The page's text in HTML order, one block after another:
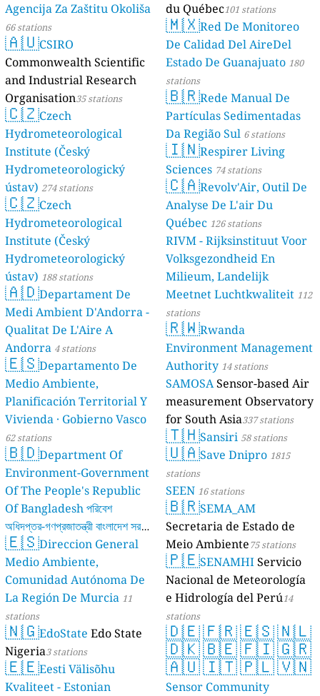
Agencija Za Zaštitu Okoliša
66 stations
🇦🇺CSIRO
Commonwealth Scientific
and Industrial Research
Organisation35 stations
🇨🇿Czech
Hydrometeorological
Institute (Český
Hydrometeorologický
ústav) 274 stations
🇨🇿Czech
Hydrometeorological
Institute (Český
Hydrometeorologický
ústav) 188 stations
🇦🇩Departament De
Medi Ambient D'Andorra -
Qualitat De L'Aire A
Andorra 4 stations
🇪🇸Departamento De
Medio Ambiente,
Planificación Territorial Y
Vivienda · Gobierno Vasco
62 stations
🇧🇩Department Of
Environment-Government
Of The People's Republic
Of Bangladesh পরিবেশ
অধিদপ্তর-গণপ্রজাতন্ত্রী বাংলাদেশ সরকার
17 stations
🇪🇸Direccion General
Medio Ambiente,
Comunidad Autónoma De
La Región De Murcia 11
stations
🇳🇬EdoState Edo State
Nigeria3 stations
🇪🇪Eesti Välisõhu
Kvaliteet - Estonian
du Québec101 stations
🇲🇽Red De Monitoreo
De Calidad Del AireDel
Estado De Guanajuato 180
stations
🇧🇷Rede Manual De
Partículas Sedimentadas
Da Região Sul 6 stations
🇮🇳Respirer Living
Sciences 74 stations
🇨🇦Revolv'Air, Outil De
Analyse De L'air Du
Québec 126 stations
RIVM - Rijksinstituut Voor
Volksgezondheid En
Milieum, Landelijk
Meetnet Luchtkwaliteit 112
stations
🇷🇼Rwanda
Environment Management
Authority 14 stations
SAMOSASensor-based Air
measurement Observatory
for South Asia337 stations
🇹🇭Sansiri 58 stations
🇺🇦Save Dnipro 1815
stations
SEEN 16 stations
🇧🇷SEMA_AM
Secretaria de Estado de
Meio Ambiente75 stations
🇵🇪SENAMHIServicio
Nacional de Meteorología
e Hidrología del Perú14
stations
🇩🇪🇫🇷🇪🇸🇳🇱
🇩🇰🇧🇪🇫🇮🇬🇷
🇦🇺🇮🇹🇵🇱🇻🇳
Sensor Community